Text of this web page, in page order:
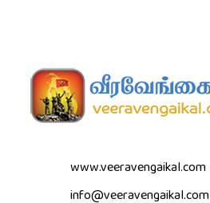
www.veeravengaikal.com
info@veeravengaikal.com